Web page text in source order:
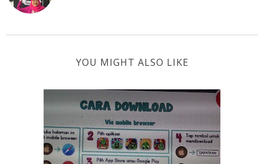
YOU MIGHT ALSO LIKE